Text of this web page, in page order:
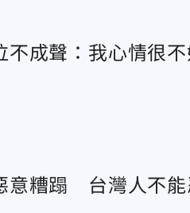
成聲：我心情很不
意糟蹋 台灣人不能